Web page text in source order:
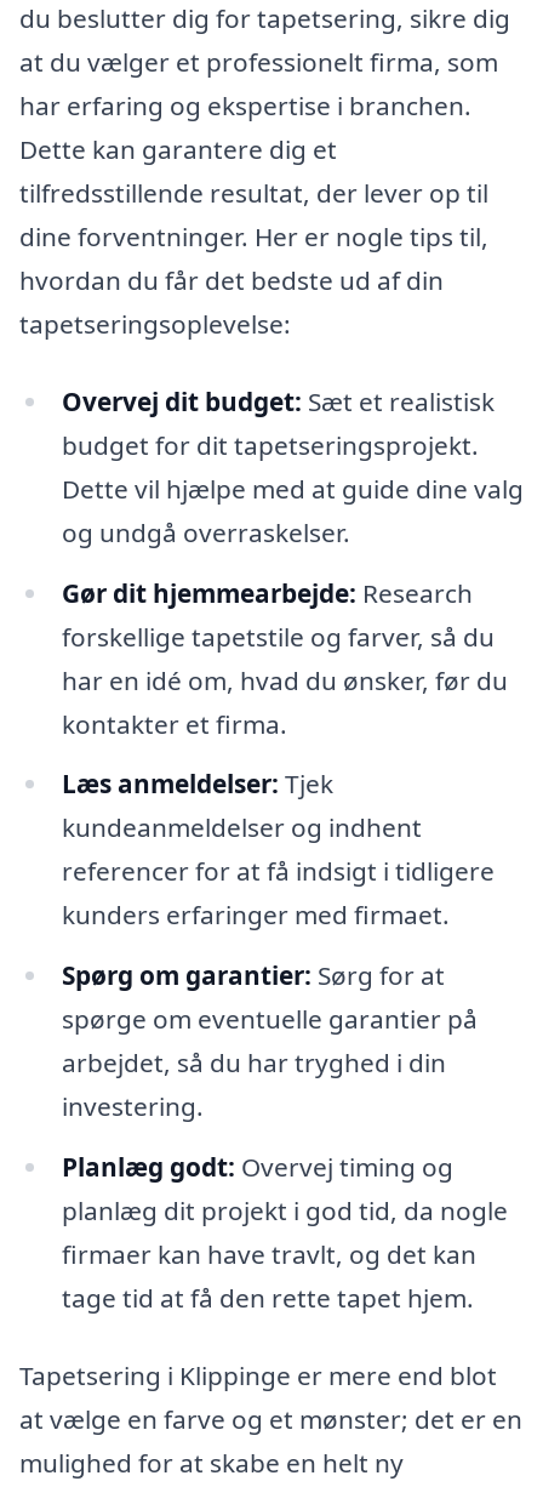
du beslutter dig for tapetsering, sikre dig
at du vælger et professionelt firma, som
har erfaring og ekspertise i branchen.
Dette kan garantere dig et
tilfredsstillende resultat, der lever op til
dine forventninger. Her er nogle tips til,
hvordan du får det bedste ud af din
tapetseringsoplevelse:
Overvej dit budget: Sæt et realistisk
budget for dit tapetseringsprojekt.
Dette vil hjælpe med at guide dine valg
og undgå overraskelser.
Gør dit hjemmearbejde: Research
forskellige tapetstile og farver, så du
har en idé om, hvad du ønsker, før du
kontakter et firma.
Læs anmeldelser: Tjek
kundeanmeldelser og indhent
referencer for at få indsigt i tidligere
kunders erfaringer med firmaet.
Spørg om garantier: Sørg for at
spørge om eventuelle garantier på
arbejdet, så du har tryghed i din
investering.
Planlæg godt: Overvej timing og
planlæg dit projekt i god tid, da nogle
firmaer kan have travlt, og det kan
tage tid at få den rette tapet hjem.
Tapetsering i Klippinge er mere end blot
at vælge en farve og et mønster; det er en
mulighed for at skabe en helt ny